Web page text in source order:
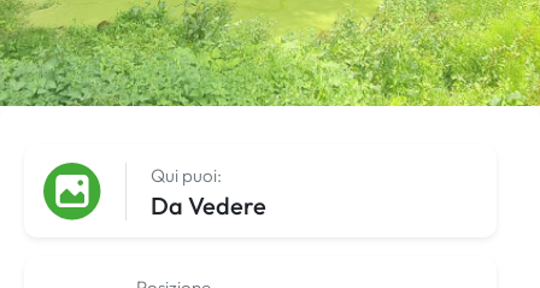
Qui puoi:
Da Vedere